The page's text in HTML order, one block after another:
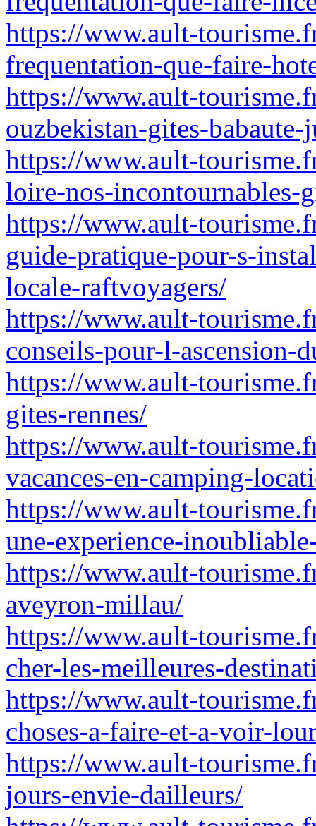
https://www.ault-
frequentation-que-faire-
https://www.ault-
ouzbekistan-gites-babaute-
https://www.ault-
loire-nos-incontournables-
https://www.ault-
guide-pratique-pour-s-
locale-raftvoyagers/
https://www.ault-
conseils-pour-l-
https://www.ault-
gites-rennes/
https://www.ault-
vacances-en-camping-
https://www.ault-
une-experience-
https://www.ault-
aveyron-millau/
https://www.ault-
cher-les-meilleures-
https://www.ault-
choses-a-faire-et-a-voir-
https://www.ault-
jours-envie-dailleurs/